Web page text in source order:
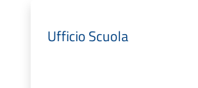
Ufficio Scuola